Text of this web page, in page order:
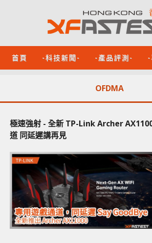
首頁 -科技新聞- -產品評測-
OFDMA
極速強射 - 全新 TP-Link Archer
道 同延遲講再見